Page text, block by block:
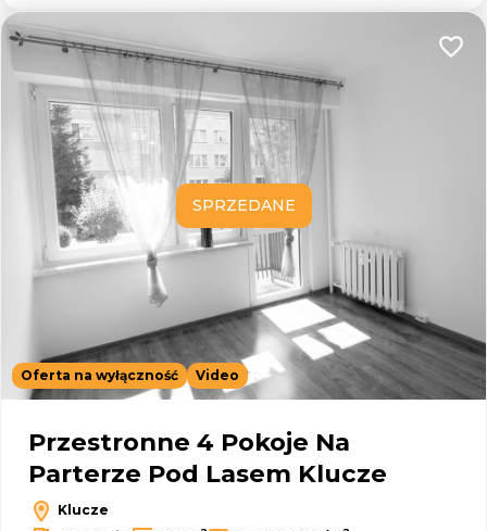
Oferta na wyłączność Video
SPRZEDANE
Przestronne 4 Pokoje Na
Parterze Pod Lasem Klucze
Klucze